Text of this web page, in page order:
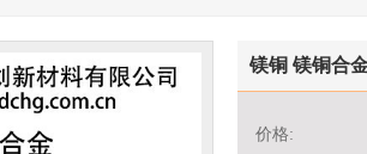
镁铜 镁铜合
价格: